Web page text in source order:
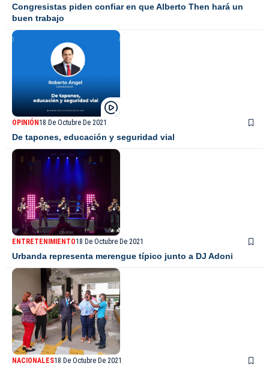
Congresistas piden confiar en que Alberto Then hará un
buen trabajo
OPINIÓN 18 De Octubre De 2021
De tapones, educación y seguridad vial
ENTRETENIMIENTO18 De Octubre De 2021
Urbanda representa merengue típico junto a DJ Adoni
NACIONALES18 De Octubre De 2021